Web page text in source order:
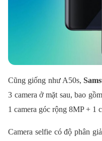
Cũng giống như A50s,
3 camera ở mặt sau, bao
1 camera góc rộng 8MP + 1
Camera selfie có độ phân